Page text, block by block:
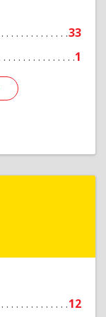
33
1
12